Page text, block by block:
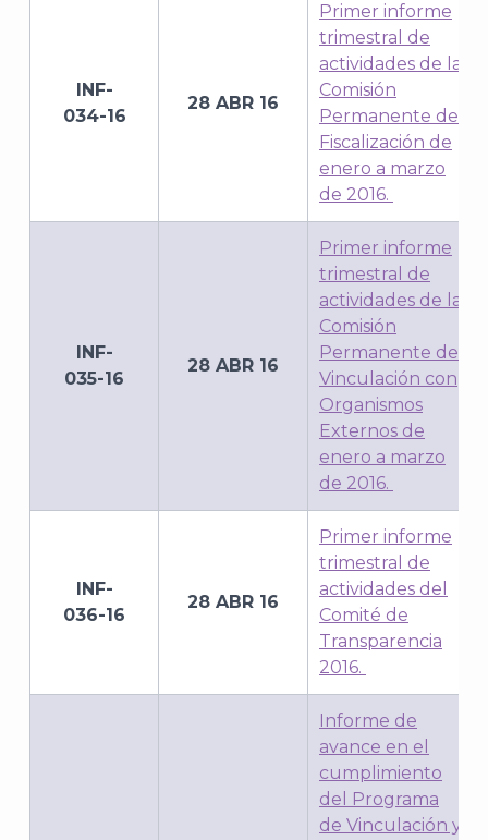
INF-
034-16
28 ABR 16
Primer informe
trimestral de
actividades de la
Comisión
Permanente de
Fiscalización de
enero a marzo
de 2016.
INF-
035-16
28 ABR 16
Primer informe
trimestral de
actividades de la
Comisión
Permanente de
Vinculación con
Organismos
Externos de
enero a marzo
de 2016.
INF-
036-16
28 ABR 16
Primer informe
trimestral de
actividades del
Comité de
Transparencia
2016.
Informe de
avance en el
cumplimiento
del Programa
de Vinculación y